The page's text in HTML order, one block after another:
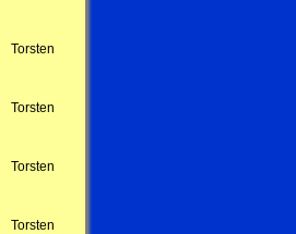
Torsten
Torsten
Torsten
Torsten